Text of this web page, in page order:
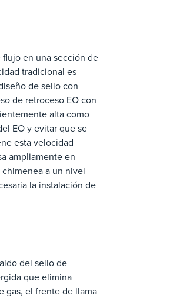
en una sección de
tradicional es
de sello con
de retroceso EO con
alta como
EO y evitar que se
esta velocidad
ampliamente en
a un nivel
la instalación de
del sello de
que elimina
gas, el frente de llama